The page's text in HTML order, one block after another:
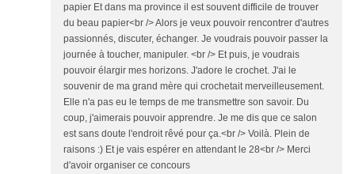
papier Et dans ma province il est souvent difficile de trouver
du beau papier<br /> Alors je veux pouvoir rencontrer d'autres
passionnés, discuter, échanger. Je voudrais pouvoir passer la
journée à toucher, manipuler. <br /> Et puis, je voudrais
pouvoir élargir mes horizons. J'adore le crochet. J'ai le
souvenir de ma grand mère qui crochetait merveilleusement.
Elle n'a pas eu le temps de me transmettre son savoir. Du
coup, j'aimerais pouvoir apprendre. Je me dis que ce salon
est sans doute l'endroit rêvé pour ça.<br /> Voilà. Plein de
raisons :) Et je vais espérer en attendant le 28<br /> Merci
d'avoir organiser ce concours